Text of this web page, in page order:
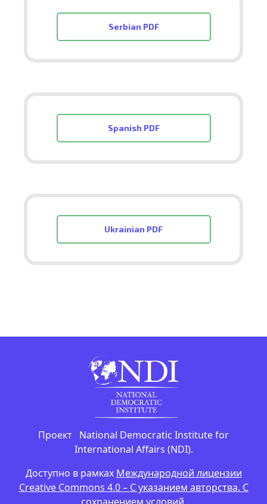
Serbian PDF
Spanish PDF
Ukrainian PDF
Проект National Democratic Institute for
International Affairs (NDI).
Доступно в рамках Международной лицензии
Creative Commons 4.0 – С указанием авторства. С